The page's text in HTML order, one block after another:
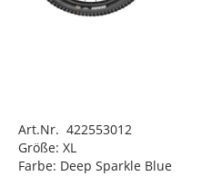
Art.Nr. 422553012
Größe: XL
Farbe: Deep Sparkle Blue